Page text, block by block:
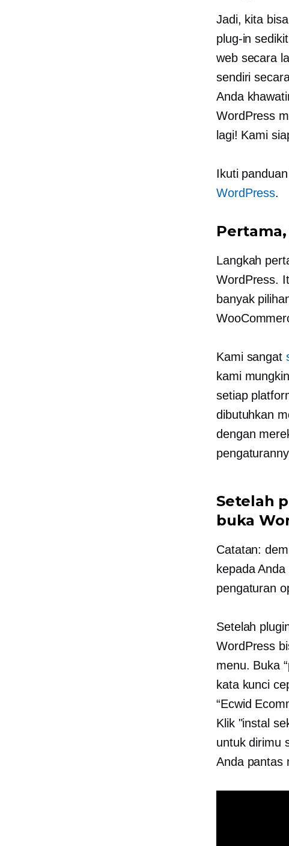
Jadi, kita
plug-in
web secara
sendiri
Anda
WordPress
lagi! Kami
Ikuti
WordPress.
Langkah
WordPress.
banyak
Kami sangat
kami
setiap
dibutuhkan
dengan
Setelah
buka
Catatan:
kepada
pengaturan
Setelah
WordPress
menu. Buka
kata kunci
“Ecwid
Klik "instal
untuk dirimu
Anda pantas